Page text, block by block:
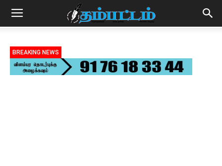
BREAKING NEWS